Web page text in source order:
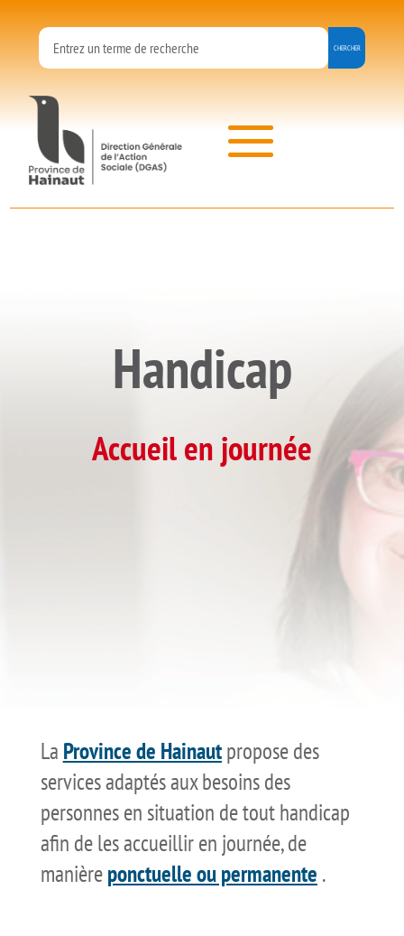
Panneau de gestion des cookies
Handicap
Accueil en journée
La Province de Hainautpropose des
services adaptés aux besoins des
personnes en situation de tout handicap
afin de les accueillir en journée, de
manièreponctuelle ou permanente .